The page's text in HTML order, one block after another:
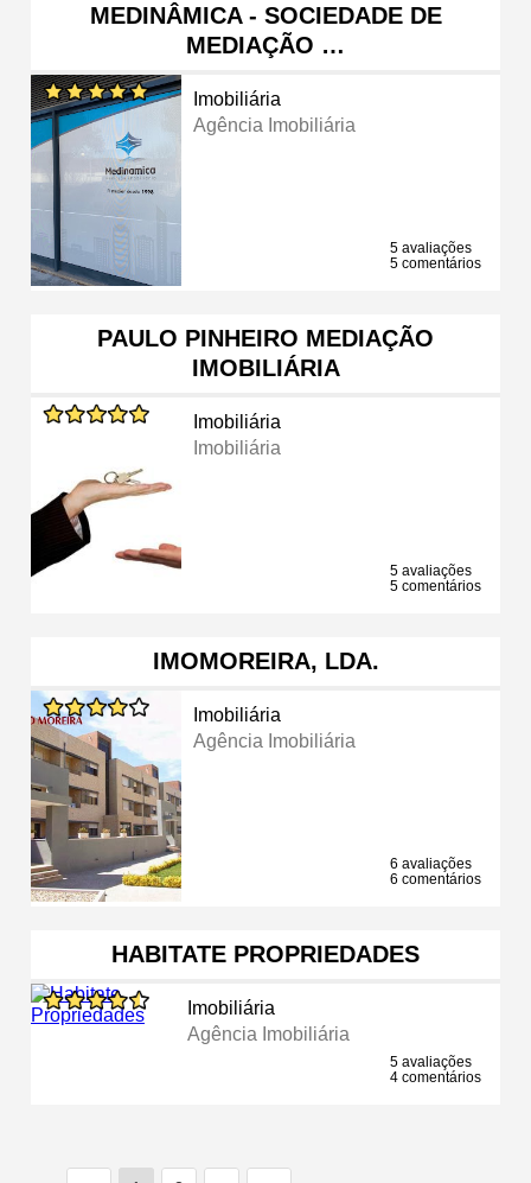
MEDINÂMICA - SOCIEDADE DE
MEDIAÇÃO …
Imobiliária
Agência Imobiliária
5 avaliações
5 comentários
PAULO PINHEIRO MEDIAÇÃO
IMOBILIÁRIA
Imobiliária
Imobiliária
5 avaliações
5 comentários
IMOMOREIRA, LDA.
Imobiliária
Agência Imobiliária
6 avaliações
6 comentários
HABITATE PROPRIEDADES
Imobiliária
Agência Imobiliária
5 avaliações
4 comentários